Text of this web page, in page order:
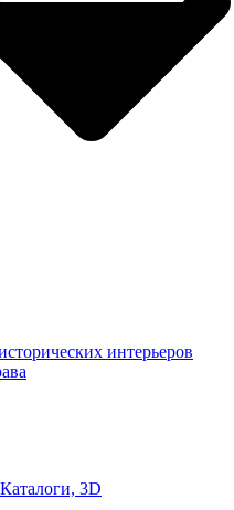
интерьеров
Каталоги, 3D